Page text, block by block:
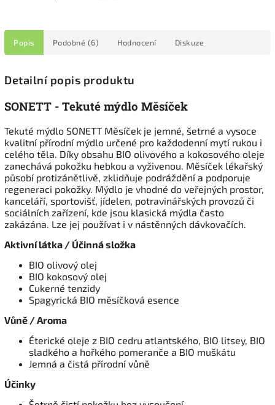
Popis Podobné (6) Hodnocení Diskuze
Detailní popis produktu
SONETT - Tekuté mýdlo Měsíček
Tekuté mýdlo SONETT Měsíček je jemné, šetrné a vysoce
kvalitní přírodní mýdlo určené pro každodenní mytí rukou i
celého těla. Díky obsahu BIO olivového a kokosového oleje
zanechává pokožku hebkou a vyživenou. Měsíček lékařský
působí protizánětlivě, zklidňuje podráždění a podporuje
regeneraci pokožky. Mýdlo je vhodné do veřejných prostor,
kanceláří, sportovišť, jídelen, potravinářských provozů či
sociálních zařízení, kde jsou klasická mýdla často
zakázána. Lze jej používat i v nástěnných dávkovačích.
Aktivní látka / Účinná složka
BIO olivový olej
BIO kokosový olej
Cukerné tenzidy
Spagyrická BIO měsíčková esence
Vůně / Aroma
Éterické oleje z BIO cedru atlantského, BIO litsey, BIO
sladkého a hořkého pomeranče a BIO muškátu
Jemná a čistá přírodní vůně
Účinky